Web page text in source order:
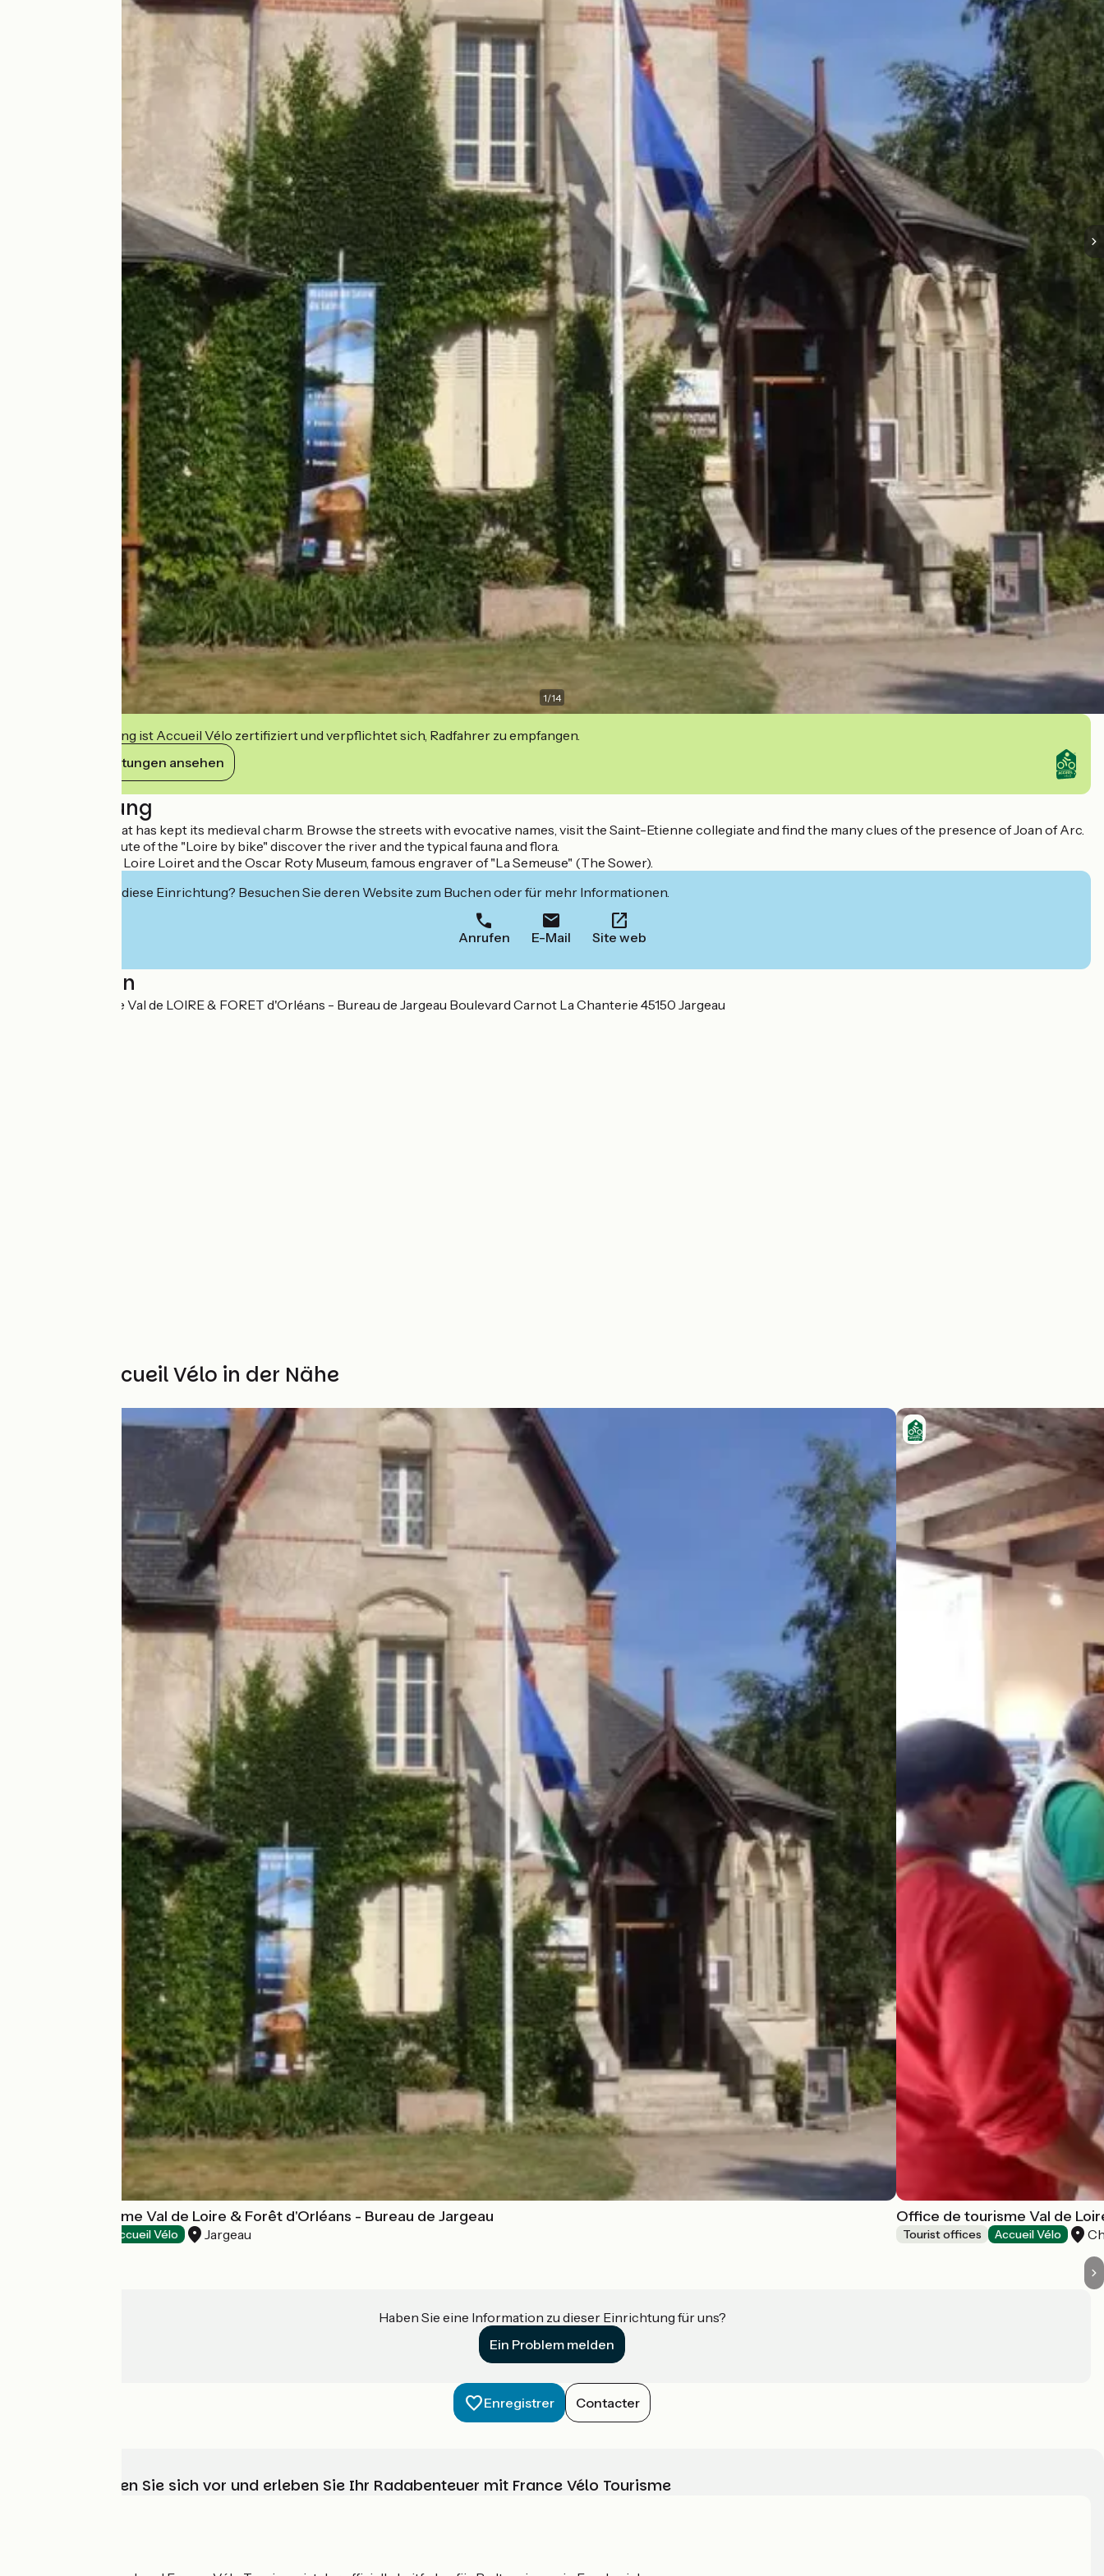
1/14
Diese Einrichtung ist Accueil Vélo zertifiziert und verpflichtet sich, Radfahrer zu empfangen.
Ihre Verpflichtungen ansehen
Beschreibung
Jargeau is a city that has kept its medieval charm. Browse the streets with evocative names, visit the Saint-Etienne collegiate and find the many clues of the presence of Joan of Arc.
Located on the route of the "Loire by bike" discover the river and the typical fauna and flora.
Visit the House of Loire Loiret and the Oscar Roty Museum, famous engraver of "La Semeuse" (The Sower).
Interessiert Sie diese Einrichtung? Besuchen Sie deren Website zum Buchen oder für mehr Informationen.
Anrufen E-Mail Site web
Localisation
Office de tourisme Val de LOIRE & FORET d'Orléans - Bureau de Jargeau Boulevard Carnot La Chanterie 45150 Jargeau
Weitere Accueil Vélo in der Nähe
Office de tourisme Val de Loire & Forêt d'Orléans - Bureau de Jargeau
Accueil Vélo Jargeau
Office de tourisme Val de
Tourist offices Accueil Vélo
Haben Sie eine Information zu dieser Einrichtung für uns?
Ein Problem melden
Enregistrer Contacter
Wählen, bereiten Sie sich vor und erleben Sie Ihr Radabenteuer mit France Vélo Tourisme